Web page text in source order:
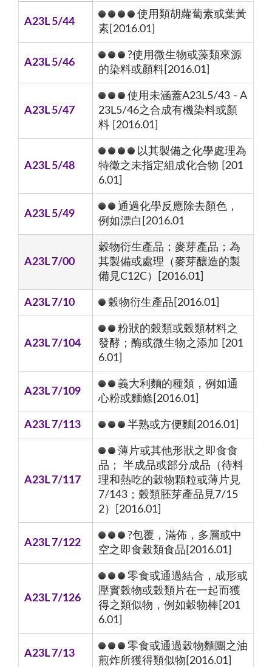
A23L 5/44
使用類胡蘿蔔素或葉黃
素[2016.01]
A23L 5/46
?使用微生物或藻類來源
的染料或顏料[2016.01]
A23L 5/47
使用未涵蓋A23L5/43 - A
23L5/46之合成有機染料或顏
料 [2016.01]
A23L 5/48
以其製備之化學處理為
特徵之未指定組成化合物 [201
6.01]
A23L 5/49
通過化學反應除去顏色，
例如漂白[2016.01
A23L 7/00
穀物衍生產品；麥芽產品；為
其製備或處理（麥芽釀造的製
備見C12C）[2016.01]
A23L 7/10 穀物衍生產品[2016.01]
A23L 7/104
粉狀的穀類或穀類材料之
發酵；酶或微生物之添加 [201
6.01]
A23L 7/109
義大利麵的種類，例如通
心粉或麵條[2016.01]
A23L 7/113 半熟或方便麵[2016.01]
A23L 7/117
薄片或其他形狀之即食食
品； 半成品或部分成品（待料
理和熱吃的穀物顆粒或薄片見
7/143；穀類胚芽產品見7/15
2）[2016.01]
A23L 7/122
?包覆，滿佈，多層或中
空之即食榖類食品[2016.01]
A23L 7/126
零食或通過結合，成形或
壓實穀物或穀類片在一起而獲
得之類似物，例如穀物棒[201
6.01]
A23L 7/13
零食或通過穀物麵團之油
煎炸所獲得類似物[2016.01]